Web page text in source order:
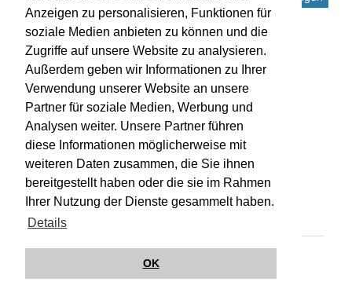
Anzeigen zu personalisieren, Funktionen für
soziale Medien anbieten zu können und die
Zugriffe auf unsere Website zu analysieren.
Außerdem geben wir Informationen zu Ihrer
Verwendung unserer Website an unsere
Partner für soziale Medien, Werbung und
Analysen weiter. Unsere Partner führen
diese Informationen möglicherweise mit
weiteren Daten zusammen, die Sie ihnen
bereitgestellt haben oder die sie im Rahmen
Ihrer Nutzung der Dienste gesammelt haben.
Details
OK
Impressum Kontakt Hilfe
Datenschutz
Barrierefreiheit